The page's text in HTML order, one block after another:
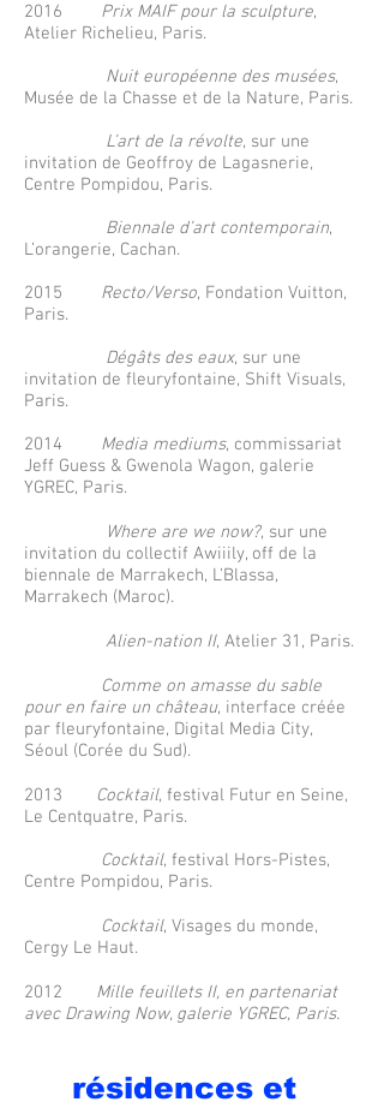
2016 Prix MAIF pour la sculpture,
Atelier Richelieu, Paris.
Nuit européenne des musées,
Musée de la Chasse et de la Nature, Paris.
L’art de la révolte, sur une
invitation de Geoffroy de Lagasnerie,
Centre Pompidou, Paris.
Biennale d’art contemporain,
L’orangerie, Cachan.
2015 Recto/Verso, Fondation Vuitton,
Paris.
Dégâts des eaux, sur une
invitation de fleuryfontaine, Shift Visuals,
Paris.
2014 Media mediums, commissariat
Jeff Guess & Gwenola Wagon, galerie
YGREC, Paris.
Where are we now?, sur une
invitation du collectif Awiiily, off de la
biennale de Marrakech, L’Blassa,
Marrakech (Maroc).
Alien-nation II, Atelier 31, Paris.
Comme on amasse du sable
pour en faire un château, interface créée
par fleuryfontaine, Digital Media City,
Séoul (Corée du Sud).
2013 Cocktail, festival Futur en Seine,
Le Centquatre, Paris.
Cocktail, festival Hors-Pistes,
Centre Pompidou, Paris.
Cocktail, Visages du monde,
Cergy Le Haut.
2012 Mille feuillets II, en partenariat
avec Drawing Now, galerie YGREC, Paris.
résidences et